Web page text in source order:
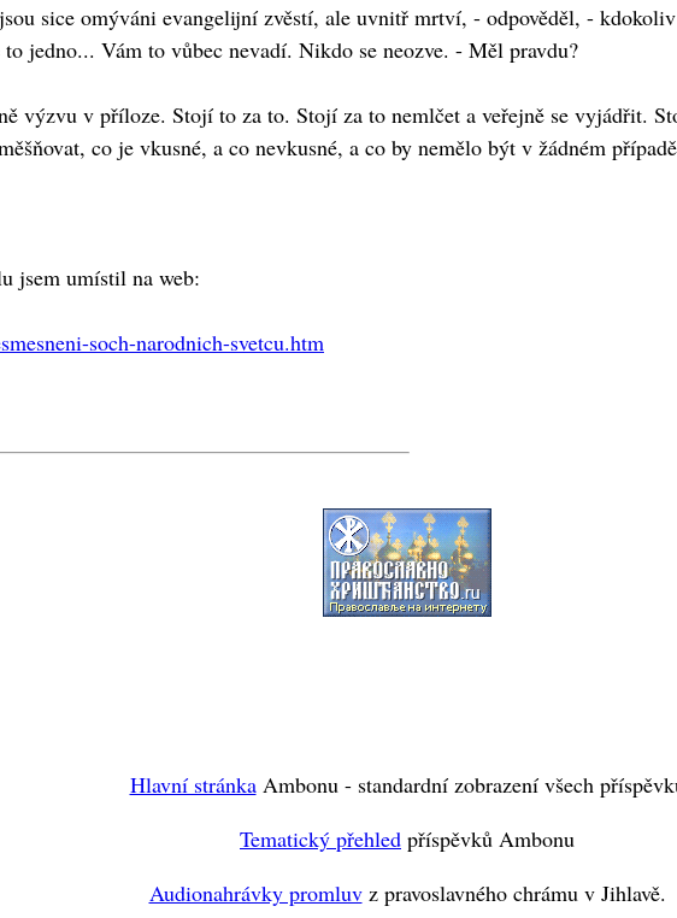
sice omýváni evangelijní zvěstí, ale uvnitř mrtví, - odpověděl, -
jedno... Vám to vůbec nevadí. Nikdo se neozve. - Měl pravdu?
výzvu v příloze. Stojí to za to. Stojí za to nemlčet a veřejně se vyjádřit.
co je vkusné, a co nevkusné, a co by nemělo být v žádném
jsem umístil na web:
soch-narodnich-svetcu.htm
Hlavní stránkaAmbonu - standardní zobrazení všech
Tematický přehled příspěvků Ambonu
Audionahrávky promluvz pravoslavného chrámu v Jihlavě.